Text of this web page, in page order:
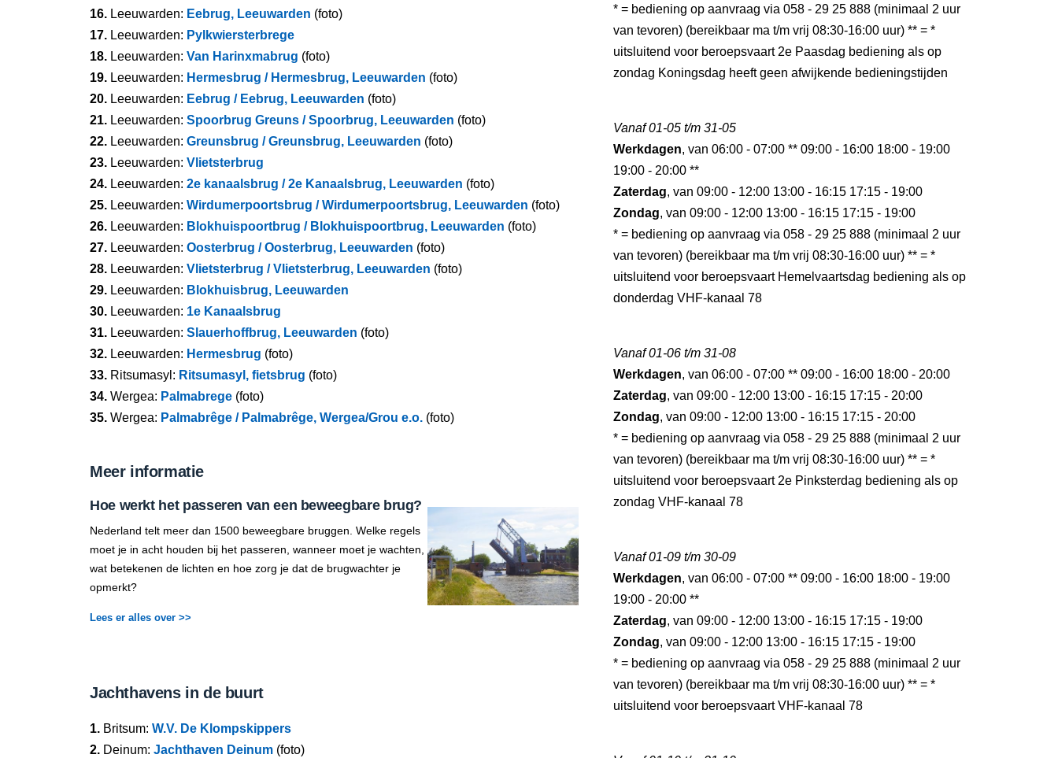
16. Leeuwarden: Eebrug, Leeuwarden (foto)
17. Leeuwarden: Pylkwiersterbrege
18. Leeuwarden: Van Harinxmabrug (foto)
19. Leeuwarden: Hermesbrug / Hermesbrug, Leeuwarden (foto)
20. Leeuwarden: Eebrug / Eebrug, Leeuwarden (foto)
21. Leeuwarden: Spoorbrug Greuns / Spoorbrug, Leeuwarden (foto)
22. Leeuwarden: Greunsbrug / Greunsbrug, Leeuwarden (foto)
23. Leeuwarden: Vlietsterbrug
24. Leeuwarden: 2e kanaalsbrug / 2e Kanaalsbrug, Leeuwarden (foto)
25. Leeuwarden: Wirdumerpoortsbrug / Wirdumerpoortsbrug, Leeuwarden (foto)
26. Leeuwarden: Blokhuispoortbrug / Blokhuispoortbrug, Leeuwarden (foto)
27. Leeuwarden: Oosterbrug / Oosterbrug, Leeuwarden (foto)
28. Leeuwarden: Vlietsterbrug / Vlietsterbrug, Leeuwarden (foto)
29. Leeuwarden: Blokhuisbrug, Leeuwarden
30. Leeuwarden: 1e Kanaalsbrug
31. Leeuwarden: Slauerhoffbrug, Leeuwarden (foto)
32. Leeuwarden: Hermesbrug (foto)
33. Ritsumasyl: Ritsumasyl, fietsbrug (foto)
34. Wergea: Palmabrege (foto)
35. Wergea: Palmabrêge / Palmabrêge, Wergea/Grou e.o. (foto)
Meer informatie
Hoe werkt het passeren van een beweegbare brug?
Nederland telt meer dan 1500 beweegbare bruggen. Welke regels
moet je in acht houden bij het passeren, wanneer moet je wachten,
wat betekenen de lichten en hoe zorg je dat de brugwachter je
opmerkt?
Lees er alles over >>
Jachthavens in de buurt
1. Britsum: W.V. De Klompskippers
2. Deinum: Jachthaven Deinum (foto)
* = bediening op aanvraag via 058 - 29 25 888 (minimaal 2 uur
van tevoren) (bereikbaar ma t/m vrij 08:30-16:00 uur) ** = *
uitsluitend voor beroepsvaart 2e Paasdag bediening als op
zondag Koningsdag heeft geen afwijkende bedieningstijden
Vanaf 01-05 t/m 31-05
Werkdagen, van 06:00 - 07:00 ** 09:00 - 16:00 18:00 - 19:00
19:00 - 20:00 **
Zaterdag, van 09:00 - 12:00 13:00 - 16:15 17:15 - 19:00
Zondag, van 09:00 - 12:00 13:00 - 16:15 17:15 - 19:00
* = bediening op aanvraag via 058 - 29 25 888 (minimaal 2 uur
van tevoren) (bereikbaar ma t/m vrij 08:30-16:00 uur) ** = *
uitsluitend voor beroepsvaart Hemelvaartsdag bediening als op
donderdag VHF-kanaal 78
Vanaf 01-06 t/m 31-08
Werkdagen, van 06:00 - 07:00 ** 09:00 - 16:00 18:00 - 20:00
Zaterdag, van 09:00 - 12:00 13:00 - 16:15 17:15 - 20:00
Zondag, van 09:00 - 12:00 13:00 - 16:15 17:15 - 20:00
* = bediening op aanvraag via 058 - 29 25 888 (minimaal 2 uur
van tevoren) (bereikbaar ma t/m vrij 08:30-16:00 uur) ** = *
uitsluitend voor beroepsvaart 2e Pinksterdag bediening als op
zondag VHF-kanaal 78
Vanaf 01-09 t/m 30-09
Werkdagen, van 06:00 - 07:00 ** 09:00 - 16:00 18:00 - 19:00
19:00 - 20:00 **
Zaterdag, van 09:00 - 12:00 13:00 - 16:15 17:15 - 19:00
Zondag, van 09:00 - 12:00 13:00 - 16:15 17:15 - 19:00
* = bediening op aanvraag via 058 - 29 25 888 (minimaal 2 uur
van tevoren) (bereikbaar ma t/m vrij 08:30-16:00 uur) ** = *
uitsluitend voor beroepsvaart VHF-kanaal 78